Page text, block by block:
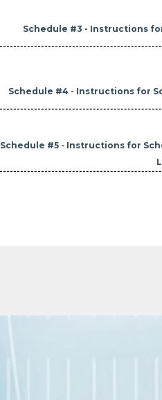
Schedule #3 - Instructions
Schedule #4 - Instructions for
Schedule #5 - Instructions for